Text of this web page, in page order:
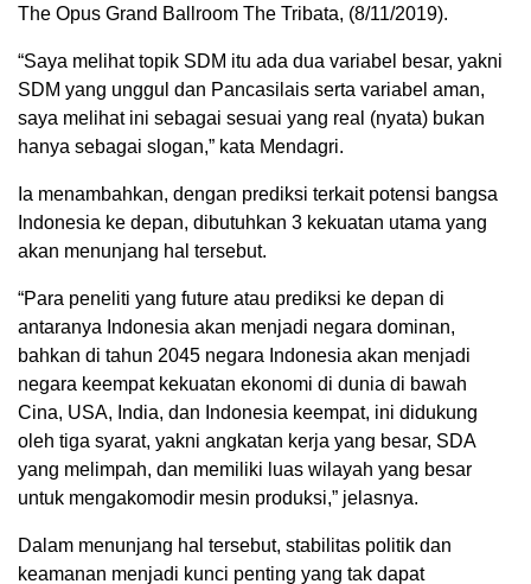
The Opus Grand Ballroom The Tribata, (8/11/2019).
“Saya melihat topik SDM itu ada dua variabel besar, yakni
SDM yang unggul dan Pancasilais serta variabel aman,
saya melihat ini sebagai sesuai yang real (nyata) bukan
hanya sebagai slogan,” kata Mendagri.
Ia menambahkan, dengan prediksi terkait potensi bangsa
Indonesia ke depan, dibutuhkan 3 kekuatan utama yang
akan menunjang hal tersebut.
“Para peneliti yang future atau prediksi ke depan di
antaranya Indonesia akan menjadi negara dominan,
bahkan di tahun 2045 negara Indonesia akan menjadi
negara keempat kekuatan ekonomi di dunia di bawah
Cina, USA, India, dan Indonesia keempat, ini didukung
oleh tiga syarat, yakni angkatan kerja yang besar, SDA
yang melimpah, dan memiliki luas wilayah yang besar
untuk mengakomodir mesin produksi,” jelasnya.
Dalam menunjang hal tersebut, stabilitas politik dan
keamanan menjadi kunci penting yang tak dapat